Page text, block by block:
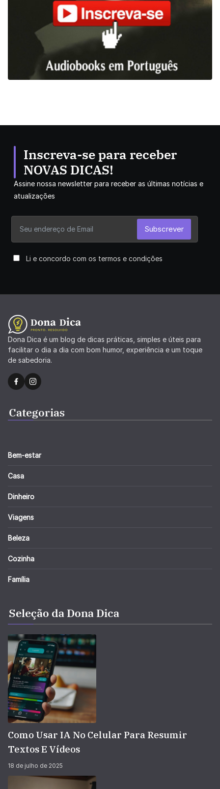
Inscreva-se para receber
NOVAS DICAS!
Assine nossa newsletter para receber as últimas notícias e
atualizações
Li e concordo com os termos e condições
Subscrever
Dona Dica é um blog de dicas práticas, simples e úteis para
facilitar o dia a dia com bom humor, experiência e um toque
de sabedoria.
Categorias
Bem-estar
Casa
Dinheiro
Viagens
Beleza
Cozinha
Família
Seleção da Dona Dica
Como Usar IA No Celular Para Resumir
Textos E Vídeos
18 de julho de 2025